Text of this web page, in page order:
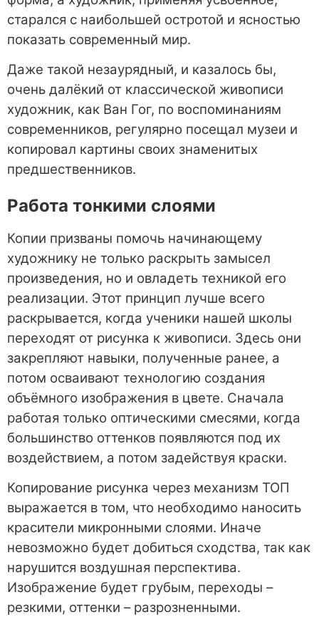
старался с наибольшей остротой и ясностью
показать современный мир.
Даже такой незаурядный, и казалось бы,
очень далёкий от классической живописи
художник, как Ван Гог, по воспоминаниям
современников, регулярно посещал музеи и
копировал картины своих знаменитых
предшественников.
Работа тонкими слоями
Копии призваны помочь начинающему
художнику не только раскрыть замысел
произведения, но и овладеть техникой его
реализации. Этот принцип лучше всего
раскрывается, когда ученики нашей школы
переходят от рисунка к живописи. Здесь они
закрепляют навыки, полученные ранее, а
потом осваивают технологию создания
объёмного изображения в цвете. Сначала
работая только оптическими смесями, когда
большинство оттенков появляются под их
воздействием, а потом задействуя краски.
Копирование рисунка через механизм ТОП
выражается в том, что необходимо наносить
красители микронными слоями. Иначе
невозможно будет добиться сходства, так как
нарушится воздушная перспектива.
Изображение будет грубым, переходы –
резкими, оттенки – разрозненными.